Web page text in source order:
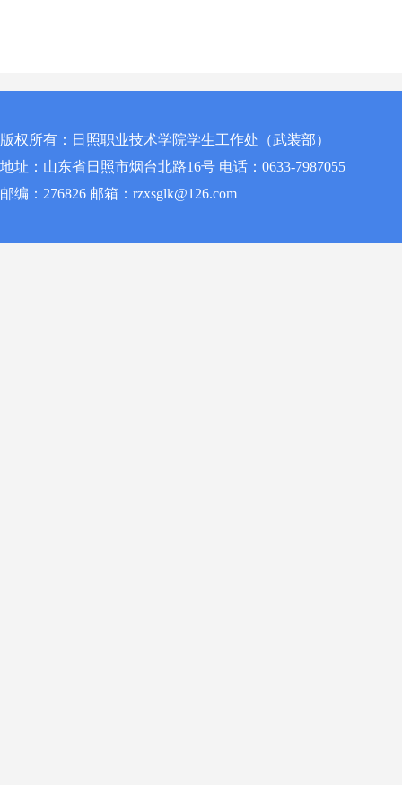
版权所有：日照职业技术学院学生工作处（武装部）
地址：山东省日照市烟台北路16号 电话：0633-7987055
邮编：276826 邮箱：rzxsglk@126.com